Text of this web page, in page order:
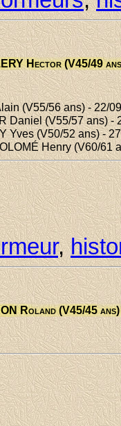
Hector(V45/49
(V55/56 ans) - 22/
Daniel(V55/57 ans) -
Yves(V50/52 ans) -
Henry(V60/61
,
Roland(V45/45